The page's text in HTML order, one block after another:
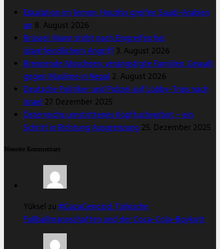
Eskalation im Jemen: Houthis greifen Saudi-Arabien
an 8. August 2026
Brüssel: Mann stirbt nach Eingreifen bei
islamfeindlichem Angriff3. August 2026
Brennende Moscheen, verängstigte Familien: Gewalt
gegen Muslime in Nepal 2. August 2026
Deutsche Politiker und Polizei auf Lobby-Trips nach
Israel 27. Dezember 2025
Österreichs umstrittenes Kopftuchverbot – ein
Schritt in Richtung Ausgrenzung 25. Dezember 2025
Neueste Kommentare
Yüksel zu#GazaGenozid: Türkische
Fußballmannschaften und der Coca-Cola-Boykott